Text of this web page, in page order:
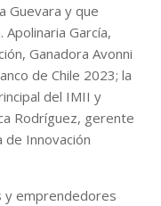
Guevara y que
García,
Ganadora Avonni
de Chile 2023; la
del IMII y
Rodríguez, gerente
de Innovación
y emprendedores